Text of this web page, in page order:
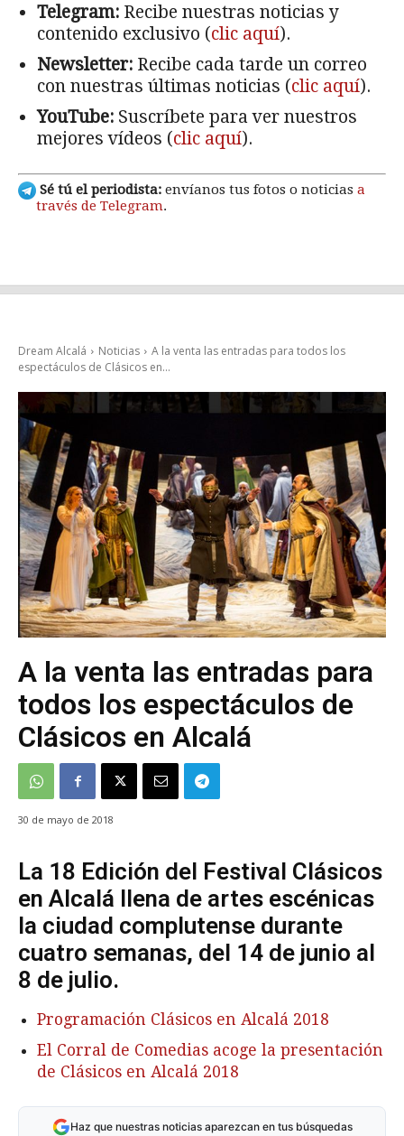
Telegram: Recibe nuestras noticias y
contenido exclusivo (clic aquí).
Newsletter: Recibe cada tarde un correo
con nuestras últimas noticias (clic aquí).
YouTube: Suscríbete para ver nuestros
mejores vídeos (clic aquí).
Sé tú el periodista: envíanos tus fotos o noticias a
través de Telegram.